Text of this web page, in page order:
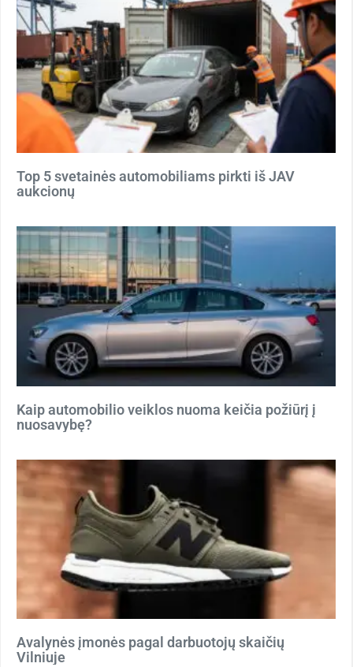
Top 5 svetainės automobiliams pirkti iš JAV
aukcionų
Kaip automobilio veiklos nuoma keičia požiūrį į
nuosavybę?
Avalynės įmonės pagal darbuotojų skaičių
Vilniuje